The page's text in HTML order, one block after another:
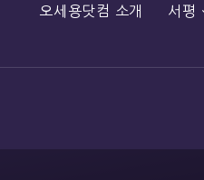
오세용닷컴 소개 서평